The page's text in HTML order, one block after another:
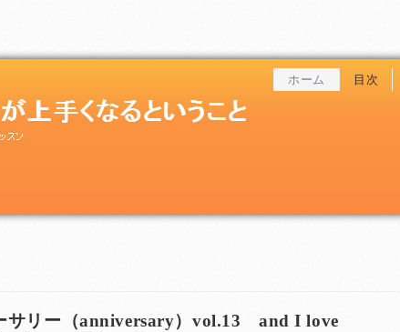
ホーム 目次
サリー（anniversary）vol.13 and I love